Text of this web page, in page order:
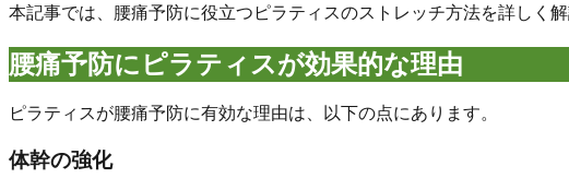
本記事では、腰痛予防に役立つピラティスのストレッチ方法を詳しく解
腰痛予防にピラティスが効果的な理由
ピラティスが腰痛予防に有効な理由は、以下の点にあります。
体幹の強化